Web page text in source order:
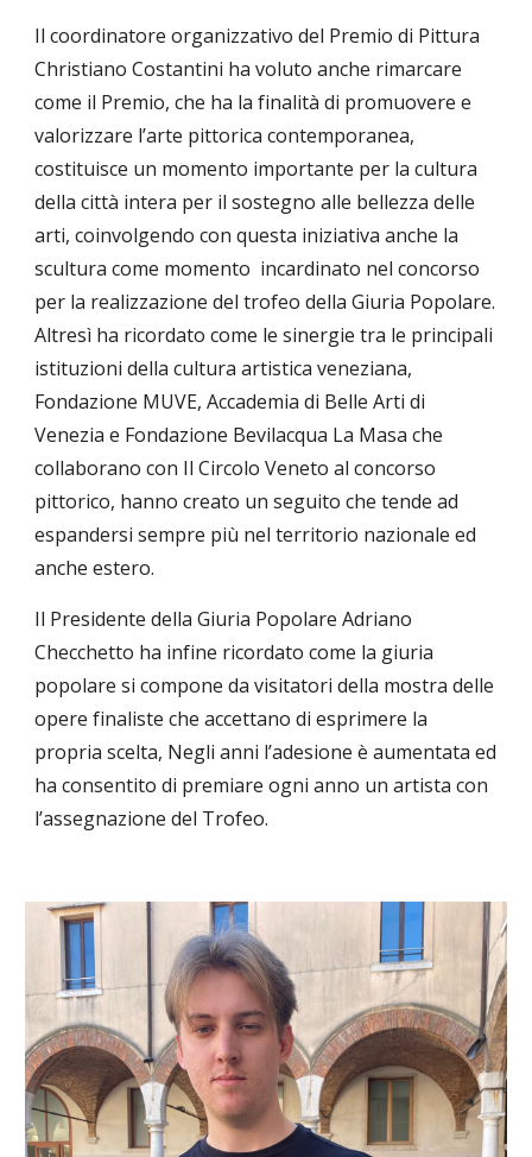
Il coordinatore organizzativo del Premio di Pittura
Christiano Costantini ha voluto anche rimarcare
come il Premio, che ha la finalità di promuovere e
valorizzare l’arte pittorica contemporanea,
costituisce un momento importante per la cultura
della città intera per il sostegno alle bellezza delle
arti, coinvolgendo con questa iniziativa anche la
scultura come momento incardinato nel concorso
per la realizzazione del trofeo della Giuria Popolare.
Altresì ha ricordato come le sinergie tra le principali
istituzioni della cultura artistica veneziana,
Fondazione MUVE, Accademia di Belle Arti di
Venezia e Fondazione Bevilacqua La Masa che
collaborano con Il Circolo Veneto al concorso
pittorico, hanno creato un seguito che tende ad
espandersi sempre più nel territorio nazionale ed
anche estero.
Il Presidente della Giuria Popolare Adriano
Checchetto ha infine ricordato come la giuria
popolare si compone da visitatori della mostra delle
opere finaliste che accettano di esprimere la
propria scelta, Negli anni l’adesione è aumentata ed
ha consentito di premiare ogni anno un artista con
l’assegnazione del Trofeo.